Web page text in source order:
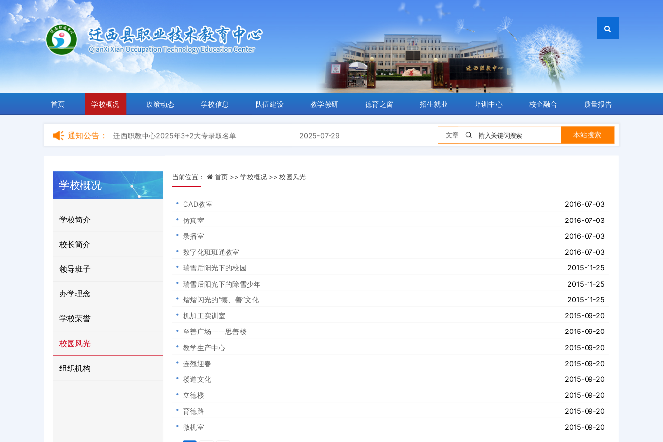
首页 学校概况 政策动态 学校信息 队伍建设 教学教研 德育之窗 招生就业 培训中心 校企融合 质量报告
通知公告：
迁西职教中心2026年3+2大专录取名单公示 2026-07-31
取结果公示
迁西职教中心2025年3+2大专录取名单
2025-07-29
回眸2022，八项工作看迁西职教发展亮点 2023-02-14
迁西职教中心2026年3+2大专录取名单公示
迁西县职业技术教育中心 2026年“3+2”贯通培养转段拟录
迁西职教中心2025年3+2大专录取名单
【产教融合示范日】迁西职教中心板栗产业学院揭牌 谱写
关于开通中等职业教育在校生学籍查询业务的通知
迁西职教中心2026年3+2大专录取名单公示
迁西县职业技术教育中心 2026年“3+2”贯通培养转段拟录
取结果公示
2026-06-10
迁西职教中心2025年3+2大专录取名单
2025-07-29
【产教融合示范日】迁西职教中心板栗产业学院揭牌 谱写
2025-05-20
关于开通中等职业教育在校生学籍查询业务的通知
2024-06-11
文章 本站搜索
当前位置： 首页 >> 学校概况 >> 校园风光
CAD教室 2016-07-03
仿真室
2016-07-03
录播室
2016-07-03
数字化班班通教室
2016-07-03
瑞雪后阳光下的校园
2015-11-25
瑞雪后阳光下的除雪少年 2015-11-25
熠熠闪光的“德、善”文化
2015-11-25
机加工实训室
2015-09-20
至善广场——思善楼 2015-09-20
教学生产中心
2015-09-20
连翘迎春
2015-09-20
楼道文化 2015-09-20
立德楼
2015-09-20
育德路
2015-09-20
微机室
2015-09-20
当前位置： 首页 >>学校概况 >>校园风光
学校简介
校长简介
领导班子
办学理念
学校荣誉
校园风光
组织机构
学校概况